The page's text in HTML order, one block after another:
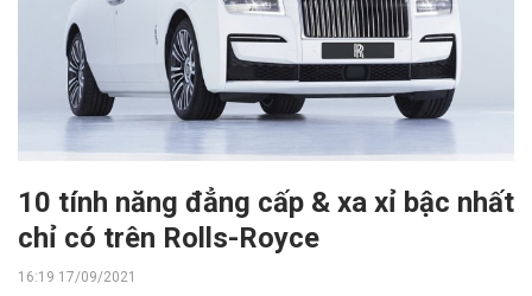
10 tính năng đẳng cấp & xa xỉ bậc nhất
chỉ có trên Rolls-Royce
16:19 17/09/2021